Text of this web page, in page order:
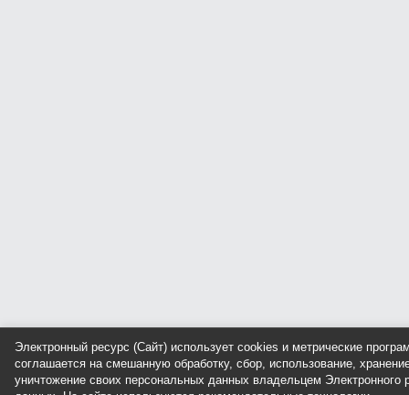
Электронный ресурс (Сайт) использует cookies и метрические
соглашается на смешанную обработку, сбор, использование,
уничтожение своих персональных данных владельцем Электронного